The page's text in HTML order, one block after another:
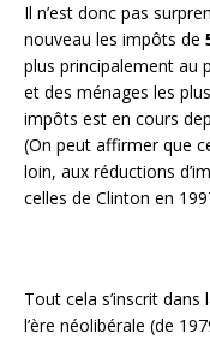
Il n’est donc pas
nouveau les impôts de
plus principalement au
et des ménages les
impôts est en cours
(On peut affirmer que
loin, aux réductions
celles de Clinton en
Tout cela s’inscrit
l’ère néolibérale (de